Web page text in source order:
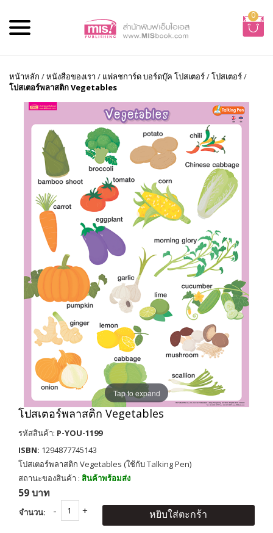
0
หน้าหลัก /หนังสือของเรา / แฟลชการ์ด บอร์ดบุ๊ค โปสเตอร์/โปสเตอร์/
โปสเตอร์พลาสติก Vegetables
Tap to expand
โปสเตอร์พลาสติก Vegetables
รหัสสินค้า: P-YOU-1199
ISBN: 1294877745143
โปสเตอร์พลาสติก Vegetables (ใช้กับ Talking Pen)
สถานะของสินค้า : สินค้าพร้อมส่ง
59 บาท
จำนวน: หยิบใส่ตะกร้า